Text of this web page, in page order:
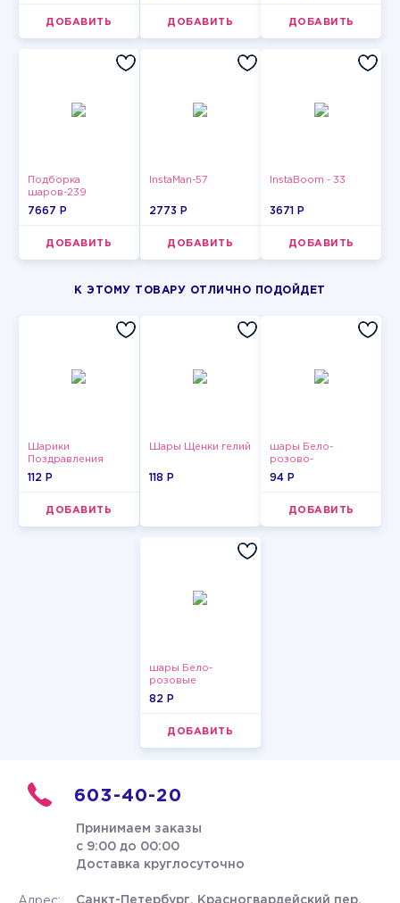
ДОБАВИТЬ ДОБАВИТЬ ДОБАВИТЬ
Подборка
шаров-239
7667 P
ДОБАВИТЬ
InstaMan-57
2773 P
ДОБАВИТЬ
InstaBoom - 33
3671 P
ДОБАВИТЬ
К ЭТОМУ ТОВАРУ ОТЛИЧНО ПОДОЙДЕТ
Шарики
Поздравления
112 P
ДОБАВИТЬ
Шары Щенки гелий
118 P
шары Бело-
розово-
фиолетово-
94 P
ДОБАВИТЬ
шары Бело-
розовые
пастельные
82 P
ДОБАВИТЬ
603-40-20
Принимаем заказы
с 9:00 до 00:00
Доставка круглосуточно
Санкт-Петербург, Красногвардейский пер.